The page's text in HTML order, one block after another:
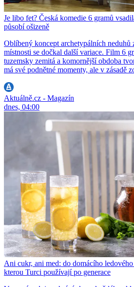
Je libo fet? Česká komedie 6 gramů
působí ošizeně
Oblíbený koncept archetypálních neduhů
místnosti se dočkal další variace. Film 6
tuzemsky zemitá a komornější obdoba
má své podnětné momenty, ale v zásadě
Aktuálně.cz - Magazín
dnes, 04:00
Ani cukr, ani med: do domácího
kterou Turci používají po generace